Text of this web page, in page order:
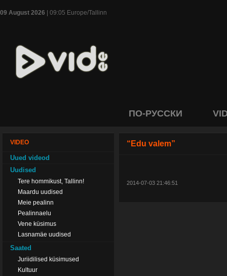
09 August 2026 | 09:05 Europe/Tallinn
ПО-РУССКИ
VIDEO
Uued videod
Uudised
Tere hommikust, Tallinn!
Maardu uudised
Meie pealinn
Pealinnaelu
Vene küsimus
Lasnamäe uudised
Saated
Juriidilised küsimused
Kultuur
“Edu valem”
2014-07-03 21:46:51